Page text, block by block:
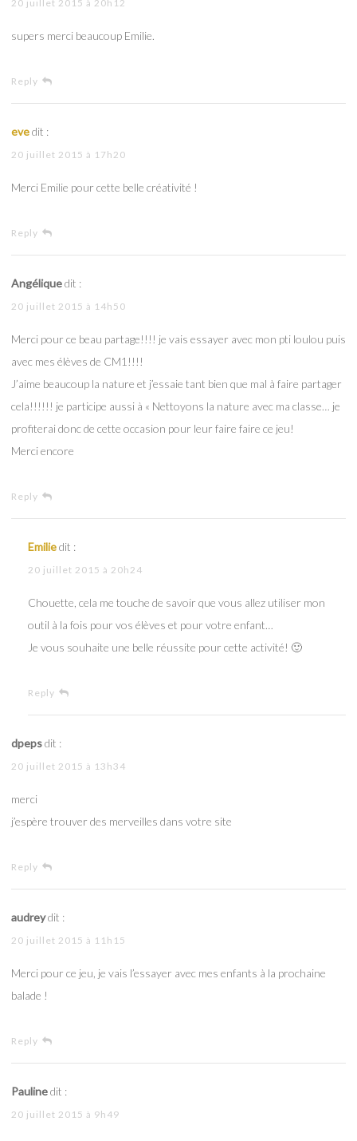
20 juillet 2015 à 20h12
supers merci beaucoup Emilie.
Reply
evedit :
20 juillet 2015 à 17h20
Merci Emilie pour cette belle créativité !
Reply
Angéliquedit :
20 juillet 2015 à 14h50
Merci pour ce beau partage!!!! je vais essayer avec mon pti loulou puis
avec mes élèves de CM1!!!!
J’aime beaucoup la nature et j’essaie tant bien que mal à faire partager
cela!!!!!! je participe aussi à « Nettoyons la nature avec ma classe… je
profiterai donc de cette occasion pour leur faire faire ce jeu!
Merci encore
Reply
Emiliedit :
20 juillet 2015 à 20h24
Chouette, cela me touche de savoir que vous allez utiliser mon
outil à la fois pour vos élèves et pour votre enfant…
Je vous souhaite une belle réussite pour cette activité! 🙂
Reply
dpepsdit :
20 juillet 2015 à 13h34
merci
j’espère trouver des merveilles dans votre site
Reply
audreydit :
20 juillet 2015 à 11h15
Merci pour ce jeu, je vais l’essayer avec mes enfants à la prochaine
balade !
Reply
Paulinedit :
20 juillet 2015 à 9h49